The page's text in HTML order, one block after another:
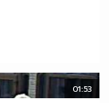
01:53